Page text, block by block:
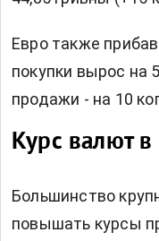
Евро также
покупки вырос на
продажи - на 10
Курс валют в
Большинство
повышать курсы